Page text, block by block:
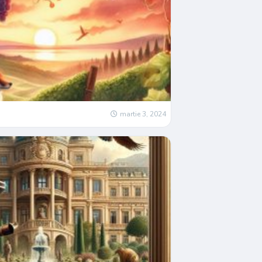
martie 3, 2024